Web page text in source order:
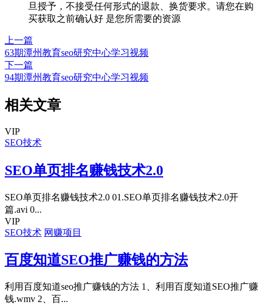
旦授予，不接受任何形式的退款、换货要求。请您在购
买获取之前确认好 是您所需要的资源
上一篇
63期潭州教育seo研究中心学习视频
下一篇
94期潭州教育seo研究中心学习视频
相关文章
VIP
SEO技术
SEO单页排名赚钱技术2.0
SEO单页排名赚钱技术2.0 01.SEO单页排名赚钱技术2.0开
篇.avi 0...
VIP
SEO技术 网赚项目
百度知道SEO推广赚钱的方法
利用百度知道seo推广赚钱的方法 1、利用百度知道SEO推广赚
钱.wmv 2、百...